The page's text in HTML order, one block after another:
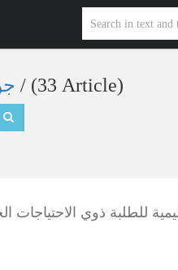
‎/ (33 Article)
للطلبة ذوي الاحتياجات